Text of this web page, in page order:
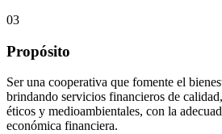
03
Propósito
Ser una cooperativa que fomente el
brindando servicios financieros de
éticos y medioambientales, con la
económica financiera.